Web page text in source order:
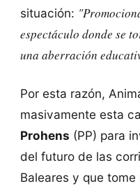
situación:
espectáculo donde se
una aberración
Por esta razón,
masivamente esta
Prohens (PP) para
del futuro de las
Baleares y que